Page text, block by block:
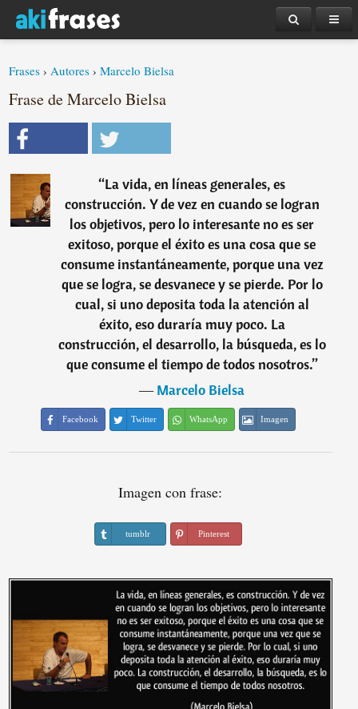
Frases ›Autores ›Marcelo Bielsa
Frase de Marcelo Bielsa
“La vida, en líneas generales, es
construcción. Y de vez en cuando se logran
los objetivos, pero lo interesante no es ser
exitoso, porque el éxito es una cosa que se
consume instantáneamente, porque una vez
que se logra, se desvanece y se pierde. Por lo
cual, si uno deposita toda la atención al
éxito, eso duraría muy poco. La
construcción, el desarrollo, la búsqueda, es lo
que consume el tiempo de todos nosotros.”
―Marcelo Bielsa
Facebook Twitter WhatsApp Imagen
Imagen con frase:
tumblr Pinterest